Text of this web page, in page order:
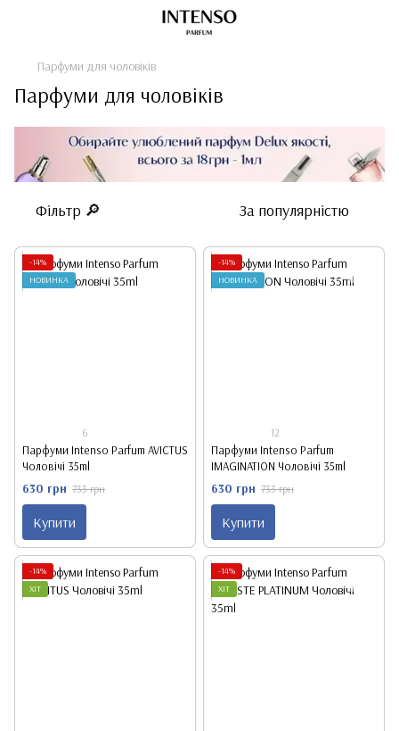
Парфуми для чоловіків
Парфуми для чоловіків
Фільтр 🔎 За популярністю
-14%
НОВИНКА
6
Парфуми Intenso Parfum AVICTUS
Чоловічі 35ml
630 грн 733 грн
Купити
-14%
НОВИНКА
12
Парфуми Intenso Parfum
IMAGINATION Чоловічі 35ml
630 грн 733 грн
Купити
-14%
ХІТ
-14%
ХІТ